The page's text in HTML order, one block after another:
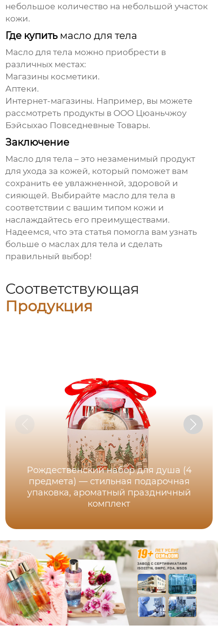
небольшое количество на небольшой участок
кожи.
Где купить масло для тела
Масло для тела можно приобрести в
различных местах:
Магазины косметики.
Аптеки.
Интернет-магазины. Например, вы можете
рассмотреть продукты в ООО Цюаньчжоу
Бэйсыхао Повседневные Товары.
Заключение
Масло для тела – это незаменимый продукт
для ухода за кожей, который поможет вам
сохранить ее увлажненной, здоровой и
сияющей. Выбирайте масло для тела в
соответствии с вашим типом кожи и
наслаждайтесь его преимуществами.
Надеемся, что эта статья помогла вам узнать
больше о маслах для тела и сделать
правильный выбор!
Соответствующая
Продукция
Рождественский набор для душа (4
предмета) — стильная подарочная
упаковка, ароматный праздничный
комплект